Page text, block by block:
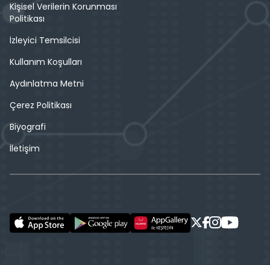
Kişisel Verilerin Korunması
Politikası
İzleyici Temsilcisi
Kullanım Koşulları
Aydınlatma Metni
Çerez Politikası
Biyografi
İletişim